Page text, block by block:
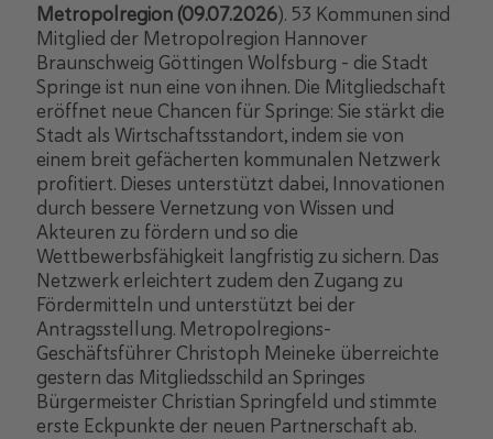
Metropolregion (09.07.2026). 53 Kommunen sind
Mitglied der Metropolregion Hannover
Braunschweig Göttingen Wolfsburg – die Stadt
Springe ist nun eine von ihnen. Die Mitgliedschaft
eröffnet neue Chancen für Springe: Sie stärkt die
Stadt als Wirtschaftsstandort, indem sie von
einem breit gefächerten kommunalen Netzwerk
profitiert. Dieses unterstützt dabei, Innovationen
durch bessere Vernetzung von Wissen und
Akteuren zu fördern und so die
Wettbewerbsfähigkeit langfristig zu sichern. Das
Netzwerk erleichtert zudem den Zugang zu
Fördermitteln und unterstützt bei der
Antragsstellung. Metropolregions-
Geschäftsführer Christoph Meineke überreichte
gestern das Mitgliedsschild an Springes
Bürgermeister Christian Springfeld und stimmte
erste Eckpunkte der neuen Partnerschaft ab.